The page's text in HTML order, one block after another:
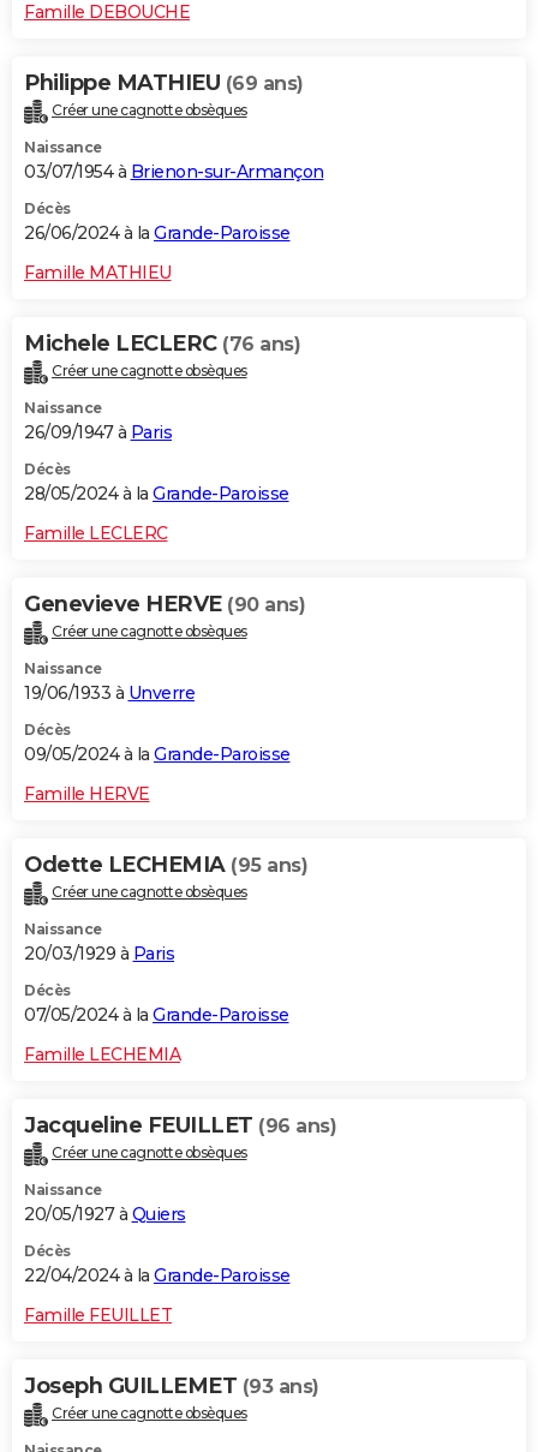
Famille DEBOUCHE
Philippe MATHIEU (69 ans)
Créer une cagnotte obsèques
Naissance
03/07/1954 à Brienon-sur-Armançon
Décès
26/06/2024 à la Grande-Paroisse
Famille MATHIEU
Michele LECLERC (76 ans)
Créer une cagnotte obsèques
Naissance
26/09/1947 à Paris
Décès
28/05/2024 à la Grande-Paroisse
Famille LECLERC
Genevieve HERVE (90 ans)
Créer une cagnotte obsèques
Naissance
19/06/1933 à Unverre
Décès
09/05/2024 à la Grande-Paroisse
Famille HERVE
Odette LECHEMIA (95 ans)
Créer une cagnotte obsèques
Naissance
20/03/1929 à Paris
Décès
07/05/2024 à la Grande-Paroisse
Famille LECHEMIA
Jacqueline FEUILLET (96 ans)
Créer une cagnotte obsèques
Naissance
20/05/1927 à Quiers
Décès
22/04/2024 à la Grande-Paroisse
Famille FEUILLET
Joseph GUILLEMET (93 ans)
Créer une cagnotte obsèques